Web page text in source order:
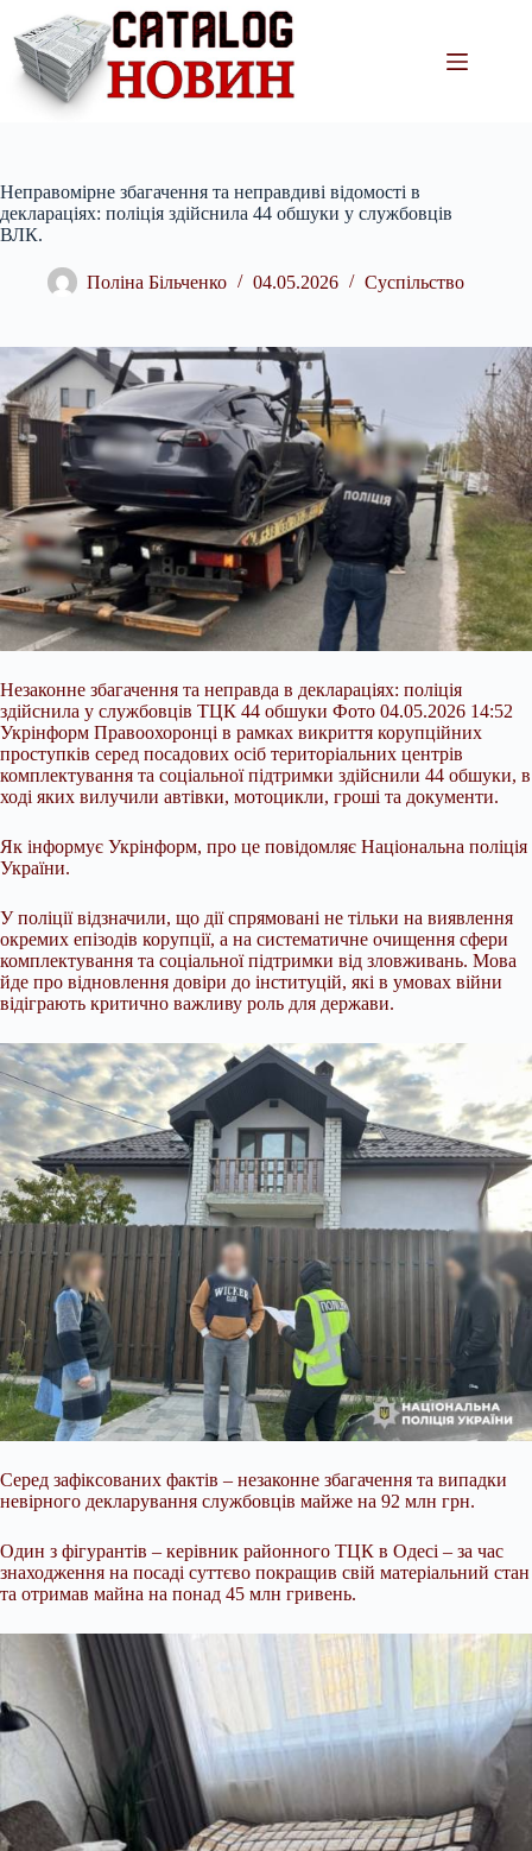
вмісту
Неправомірне збагачення та неправдиві відомості в
деклараціях: поліція здійснила 44 обшуки у службовців
ВЛК.
Поліна Більченко 04.05.2026 Суспільство
Незаконне збагачення та неправда в деклараціях: поліція
здійснила у службовців ТЦК 44 обшуки Фото 04.05.2026 14:52
Укрінформ Правоохоронці в рамках викриття корупційних
проступків серед посадових осіб територіальних центрів
комплектування та соціальної підтримки здійснили 44 обшуки, в
ході яких вилучили автівки, мотоцикли, гроші та документи.
Як інформує Укрінформ, про це повідомляє Національна поліція
України.
У поліції відзначили, що дії спрямовані не тільки на виявлення
окремих епізодів корупції, а на систематичне очищення сфери
комплектування та соціальної підтримки від зловживань. Мова
йде про відновлення довіри до інституцій, які в умовах війни
відіграють критично важливу роль для держави.
Серед зафіксованих фактів – незаконне збагачення та випадки
невірного декларування службовців майже на 92 млн грн.
Один з фігурантів – керівник районного ТЦК в Одесі – за час
знаходження на посаді суттєво покращив свій матеріальний стан
та отримав майна на понад 45 млн гривень.